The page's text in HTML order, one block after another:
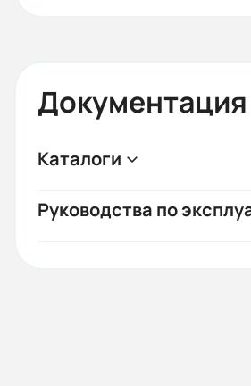
Документация
Каталоги
Руководства по